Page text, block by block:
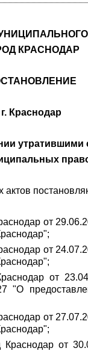
КРАСНОДАР
г. Краснодар
утратившими
актов
от
от
от
"О
от
Краснодар от